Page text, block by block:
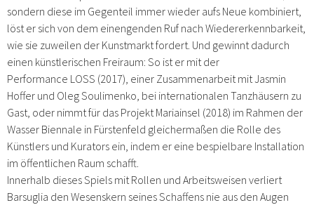
sondern diese im Gegenteil immer wieder aufs Neue kombiniert,
löst er sich von dem einengenden Ruf nach Wiedererkennbarkeit,
wie sie zuweilen der Kunstmarkt fordert. Und gewinnt dadurch
einen künstlerischen Freiraum: So ist er mit der
Performance LOSS (2017), einer Zusammenarbeit mit Jasmin
Hoffer und Oleg Soulimenko, bei internationalen Tanzhäusern zu
Gast, oder nimmt für das Projekt Mariainsel (2018) im Rahmen der
Wasser Biennale in Fürstenfeld gleichermaßen die Rolle des
Künstlers und Kurators ein, indem er eine bespielbare Installation
im öffentlichen Raum schafft.
Innerhalb dieses Spiels mit Rollen und Arbeitsweisen verliert
Barsuglia den Wesenskern seines Schaffens nie aus den Augen